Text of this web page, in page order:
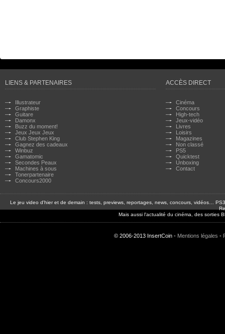
LIENS & PARTENAIRES
Illustrateur
Graphiste
Guitare
Damonx
Buzz du moment!
Jeux Jeux Jeux
Club Stephen King
Gagnez des cadeaux
Winbuz
Gamatomic
Secondes Peaux
Machines à sous
Tonerpartenaire
Concours2000
ACCÈS DIRECT
Cinéma
Concours
High-tech
Jeux-vidéo
Livres
Loisirs
Magazines
Non classé
PS5
Quicktest
Unboxing
Contact
Le jeu video d'hier et de demain : tests, previews, reportages, news, concours, vidéos…
Mais aussi l'actualité du cinéma, des sorties
© 2006-2013 InsertCoin - Mentions légales -